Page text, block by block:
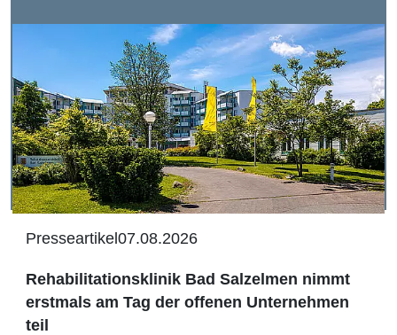
Presseartikel07.08.2026
Rehabilitationsklinik Bad Salzelmen nimmt
erstmals am Tag der offenen Unternehmen
teil